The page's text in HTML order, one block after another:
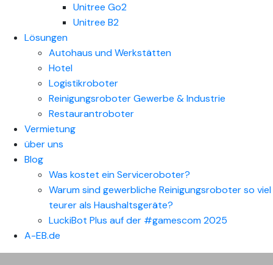
Unitree Go2
Unitree B2
Lösungen
Autohaus und Werkstätten
Hotel
Logistikroboter
Reinigungsroboter Gewerbe & Industrie
Restaurantroboter
Vermietung
über uns
Blog
Was kostet ein Serviceroboter?
Warum sind gewerbliche Reinigungsroboter so viel
teurer als Haushaltsgeräte?
LuckiBot Plus auf der #gamescom 2025
A-EB.de